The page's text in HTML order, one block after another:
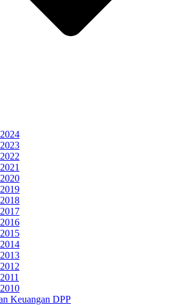
2024
2023
2022
2021
2020
2019
2018
2017
2016
2015
2014
2013
2012
2011
2010
Keuangan DPP